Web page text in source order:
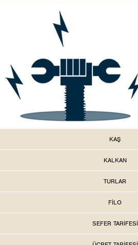
KAŞ
KALKAN
TURLAR
FİLO
SEFER TARİFESİ